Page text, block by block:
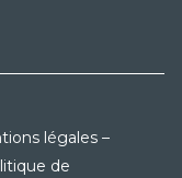
légales –
de